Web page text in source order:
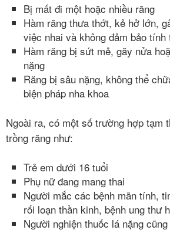
Bị mất đi một hoặc nhiều răng
Hàm răng thưa thớt, kẻ hở lớn,
việc nhai và không đảm bảo tính
Hàm răng bị sứt mẻ, gãy nửa
nặng
Răng bị sâu nặng, không thể
biện pháp nha khoa
Ngoài ra, có một số trường hợp tạm
trồng răng như:
Trẻ em dưới 16 tuổi
Phụ nữ đang mang thai
Người mắc các bệnh mãn tính,
rối loạn thần kinh, bệnh ung thư
Người nghiện thuốc lá nặng